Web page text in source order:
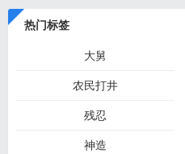
热门标签
大舅
农民打井
残忍
神造